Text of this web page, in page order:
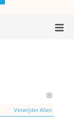
Verwijder Alles